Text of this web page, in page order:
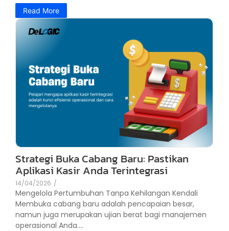
Read More
Strategi Buka Cabang Baru: Pastikan
Aplikasi Kasir Anda Terintegrasi
14/04/2026 /
Mengelola Pertumbuhan Tanpa Kehilangan Kendali
Membuka cabang baru adalah pencapaian besar,
namun juga merupakan ujian berat bagi manajemen
operasional Anda....